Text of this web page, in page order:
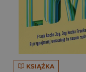
KSIĄŻKA